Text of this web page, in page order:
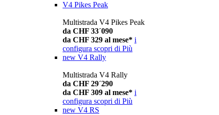
V4 Pikes Peak
Multistrada V4 Pikes Peak
da CHF 33´090
da CHF 329 al mese* i
configura scopri di Più
new V4 Rally
Multistrada V4 Rally
da CHF 29´290
da CHF 309 al mese* i
configura scopri di Più
new V4 RS